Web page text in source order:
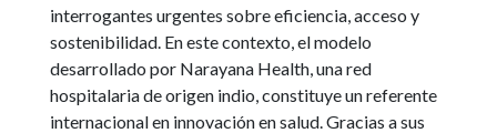
interrogantes urgentes sobre eficiencia, acceso y
sostenibilidad. En este contexto, el modelo
desarrollado por Narayana Health, una red
hospitalaria de origen indio, constituye un referente
internacional en innovación en salud. Gracias a sus